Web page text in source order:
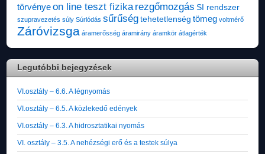
törvényeon line teszt fizika rezgőmozgás SI rendszer
szupravezetés súly Súrlódás sűrűség tehetetlenség tömeg voltmérő
Záróvizsga áramerősség áramirány áramkör átlagérték
Legutóbbi bejegyzések
VI.osztály – 6.6. A légnyomás
VI.osztály – 6.5. A közlekedő edények
VI.osztály – 6.3. A hidrosztatikai nyomás
VI. osztály – 3.5. A nehézségi erő és a testek súlya